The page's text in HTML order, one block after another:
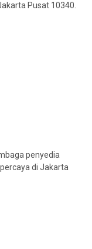
Pusat 10340.
penyedia
di Jakarta